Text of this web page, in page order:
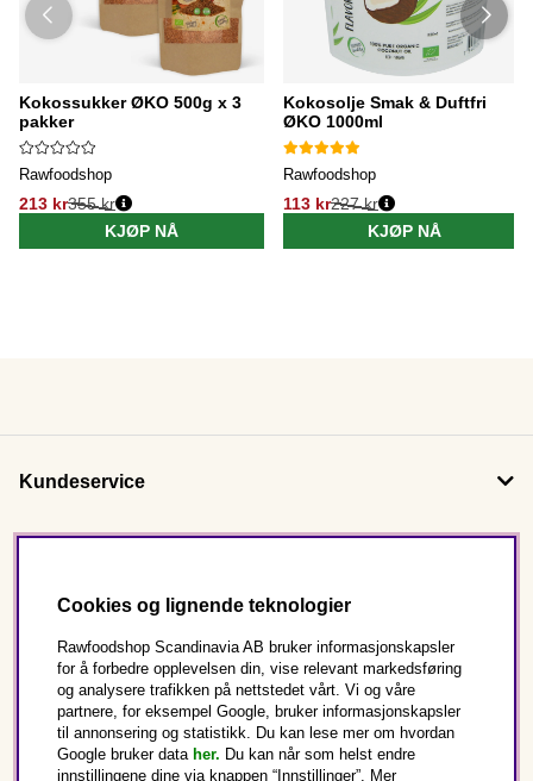
Kokossukker ØKO 500g x 3
pakker
Rawfoodshop
213 kr355 kr
KJØP NÅ
Kokosolje Smak & Duftfri
ØKO 1000ml
Rawfoodshop
113 kr227 kr
KJØP NÅ
Kundeservice
Dette er Rawfoodshop
Norge
Cookies og lignende teknologier
Rawfoodshop Scandinavia AB bruker informasjonskapsler
for å forbedre opplevelsen din, vise relevant markedsføring
og analysere trafikken på nettstedet vårt. Vi og våre
partnere, for eksempel Google, bruker informasjonskapsler
til annonsering og statistikk. Du kan lese mer om hvordan
Google bruker data her. Du kan når som helst endre
innstillingene dine via knappen “Innstillinger”. Mer